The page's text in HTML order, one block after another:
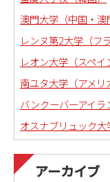
澳門大学（中国・澳
レンヌ第2大学（フ
レオン大学（スペイ
南ユタ大学（アメリ
バンクーバーアイラ
オスナブリュック大
アーカイブ